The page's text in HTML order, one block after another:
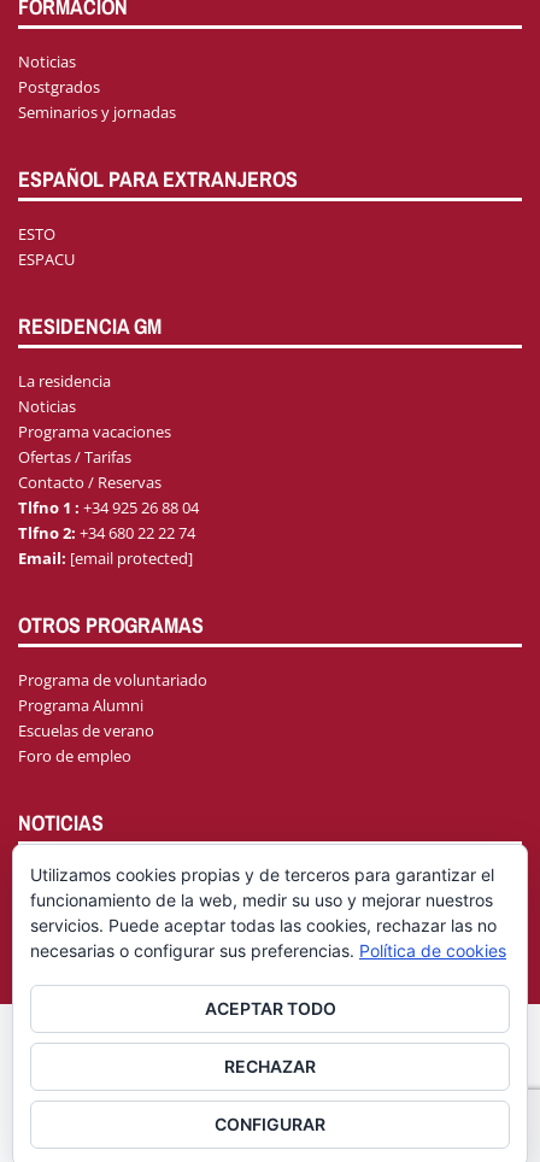
FORMACIÓN
Noticias
Postgrados
Seminarios y jornadas
ESPAÑOL PARA EXTRANJEROS
ESTO
ESPACU
RESIDENCIA GM
La residencia
Noticias
Programa vacaciones
Ofertas / Tarifas
Contacto / Reservas
Tlfno 1 : +34 925 26 88 04
Tlfno 2: +34 680 22 22 74
Email: [email protected]
OTROS PROGRAMAS
Programa de voluntariado
Programa Alumni
Escuelas de verano
Foro de empleo
NOTICIAS
AGENDA
© Fundación General Universidad de Castilla-La Mancha
Política de privacidad
Utilizamos cookies propias y de terceros para garantizar el
funcionamiento de la web, medir su uso y mejorar nuestros
servicios. Puede aceptar todas las cookies, rechazar las no
necesarias o configurar sus preferencias. Política de cookies
ACEPTAR TODO
RECHAZAR
CONFIGURAR